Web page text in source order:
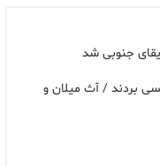
جنوبی شد
بردند / آث میلان و